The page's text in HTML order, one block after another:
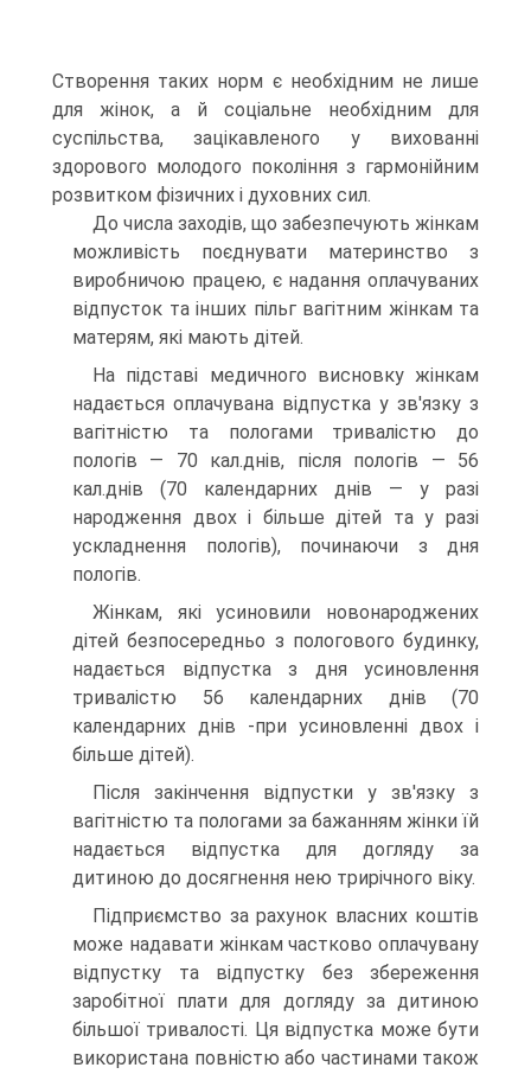
Створення таких норм є необхідним не лише
для жінок, а й соціальне необхідним для
суспільства, зацікавленого у вихованні
здорового молодого покоління з гармонійним
розвитком фізичних і духовних сил.
До числа заходів, що забезпечують жінкам
можливість поєднувати материнство з
виробничою працею, є надання оплачуваних
відпусток та інших пільг вагітним жінкам та
матерям, які мають дітей.
На підставі медичного висновку жінкам
надається оплачувана відпустка у зв'язку з
вагітністю та пологами тривалістю до
пологів — 70 кал.днів, після пологів — 56
кал.днів (70 календарних днів — у разі
народження двох і більше дітей та у разі
ускладнення пологів), починаючи з дня
пологів.
Жінкам, які усиновили новонароджених
дітей безпосередньо з пологового будинку,
надається відпустка з дня усиновлення
тривалістю 56 календарних днів (70
календарних днів -при усиновленні двох і
більше дітей).
Після закінчення відпустки у зв'язку з
вагітністю та пологами за бажанням жінки їй
надається відпустка для догляду за
дитиною до досягнення нею трирічного віку.
Підприємство за рахунок власних коштів
може надавати жінкам частково оплачувану
відпустку та відпустку без збереження
заробітної плати для догляду за дитиною
більшої тривалості. Ця відпустка може бути
використана повністю або частинами також